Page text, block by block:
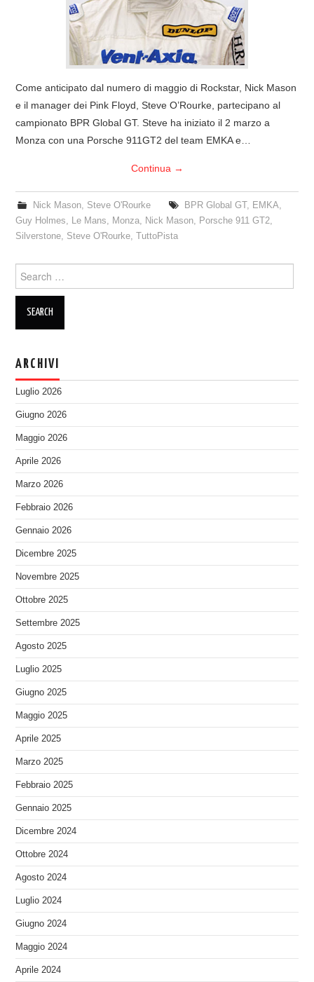
COVER & TRIBUTI
DISCOGRAFIA
LINKS
RELICS – SFALCI E RAMAGLIE
PINKFLOYDIANE
Come anticipato dal numero di maggio di Rockstar, Nick Mason
e il manager dei Pink Floyd, Steve O’Rourke, partecipano al
campionato BPR Global GT. Steve ha iniziato il 2 marzo a
Monza con una Porsche 911GT2 del team EMKA e…
Continua →
Nick Mason, Steve O'Rourke BPR Global GT, EMKA,
Guy Holmes, Le Mans, Monza, Nick Mason, Porsche 911 GT2,
Silverstone, Steve O'Rourke,TuttoPista
for:
ARCHIVI
Luglio 2026
Giugno 2026
Maggio 2026
Aprile 2026
Marzo 2026
Febbraio 2026
Gennaio 2026
Dicembre 2025
Novembre 2025
Ottobre 2025
Settembre 2025
Agosto 2025
Luglio 2025
Giugno 2025
Maggio 2025
Aprile 2025
Marzo 2025
Febbraio 2025
Gennaio 2025
Dicembre 2024
Ottobre 2024
Agosto 2024
Luglio 2024
Giugno 2024
Maggio 2024
Aprile 2024